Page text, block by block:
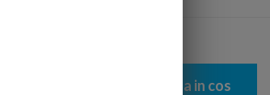
Adauga in cos